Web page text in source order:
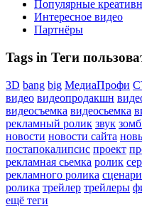
Популярные
Интересное видео
Партнёры
Tags in Теги
3D bang big МедиаПрофи
видео видеопродакшн
видеосъемка видеосьемка
рекламный ролик звук
новости новости сайта
постапокалипсис проект
рекламная сьемка ролик
рекламного ролика
ролика трейлер трейлеры
ещё теги